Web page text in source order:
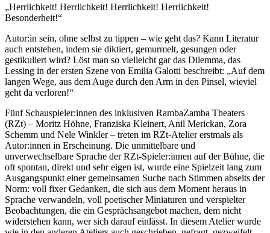
„Herrlichkeit! Herrlichkeit! Herrlichkeit! Herrlichkeit!
Besonderheit!“
Autor:in sein, ohne selbst zu tippen – wie geht das? Kann Literatur
auch entstehen, indem sie diktiert, gemurmelt, gesungen oder
gestikuliert wird? Löst man so vielleicht gar das Dilemma, das
Lessing in der ersten Szene von Emilia Galotti beschreibt: „Auf dem
langen Wege, aus dem Auge durch den Arm in den Pinsel, wieviel
geht da verloren!“
Fünf Schauspieler:innen des inklusiven RambaZamba Theaters
(RZt) – Moritz Höhne, Franziska Kleinert, Anil Merickan, Zora
Schemm und Nele Winkler – treten im RZt-Atelier erstmals als
Autor:innen in Erscheinung. Die unmittelbare und
unverwechselbare Sprache der RZt-Spieler:innen auf der Bühne, die
oft spontan, direkt und sehr eigen ist, wurde eine Spielzeit lang zum
Ausgangspunkt einer gemeinsamen Suche nach Stimmen abseits der
Norm: voll fixer Gedanken, die sich aus dem Moment heraus in
Sprache verwandeln, voll poetischer Miniaturen und verspielter
Beobachtungen, die ein Gesprächsangebot machen, dem nicht
widerstehen kann, wer sich darauf einlässt. In diesem Atelier wurde